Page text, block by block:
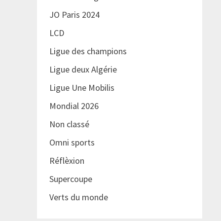
JO Paris 2024
LCD
Ligue des champions
Ligue deux Algérie
Ligue Une Mobilis
Mondial 2026
Non classé
Omni sports
Réflèxion
Supercoupe
Verts du monde